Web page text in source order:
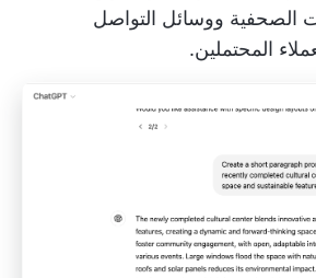
الصحفية ووسائل التواصل
المحتملين.